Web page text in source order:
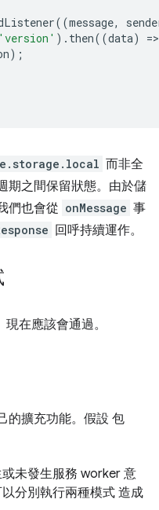
((message,
'version' ). then((data) =>
);
而非全
期之間保留狀態。由於儲
們也會從 onMessage 事
回呼持續運作。
在應該會通過。
的擴充功能。假設 包
未發生服務 worker 意
分別執行兩種模式 造成